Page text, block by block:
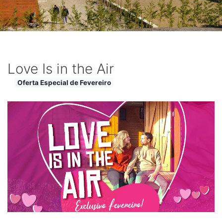
Love Is in the Air
Oferta Especial de Fevereiro